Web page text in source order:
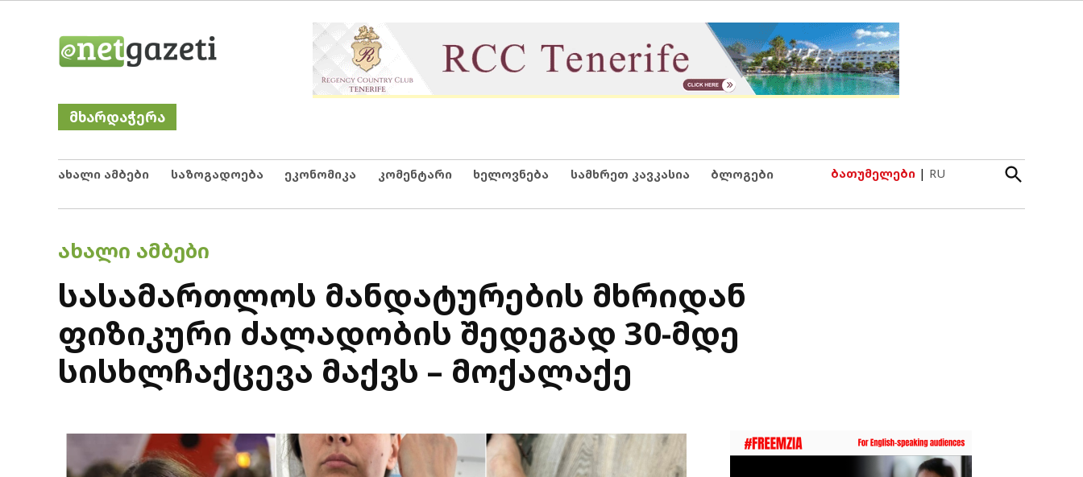
Netgazeti
მხარდაჭერა
ახალი ამბები საზოგადოება ეკონომიკა კომენტარი ხელოვნება სამხრეთ კავკასია ბლოგები ბათუმელები | RU
Open
Search
POSTED
ᲐᲮᲐᲚᲘ ᲐᲛᲑᲔᲑᲘ
სასამართლოს მანდატურების მხრიდან
ფიზიკური ძალადობის შედეგად 30-მდე
სისხლჩაქცევა მაქვს – მოქალაქე